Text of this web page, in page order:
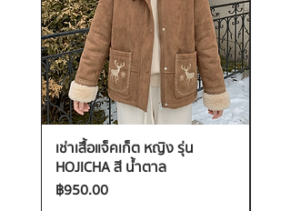
เช่าเสื้อแจ็คเก็ต หญิง รุ่น
HOJICHA สี น้ำตาล
ราคา
฿950.00